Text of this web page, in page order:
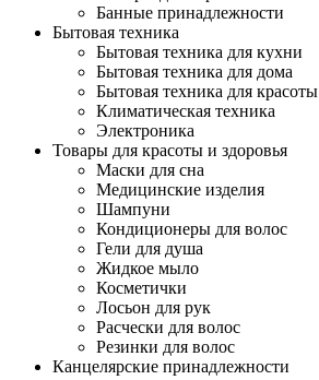
Банные принадлежности
Бытовая техника
Бытовая техника для кухни
Бытовая техника для дома
Бытовая техника для красоты
Климатическая техника
Электроника
Товары для красоты и здоровья
Маски для сна
Медицинские изделия
Шампуни
Кондиционеры для волос
Гели для душа
Жидкое мыло
Косметички
Лосьон для рук
Расчески для волос
Резинки для волос
Канцелярские принадлежности